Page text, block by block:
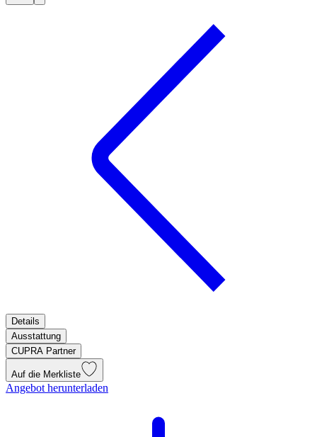
Details
Ausstattung
CUPRA Partner
Auf die Merkliste
Angebot herunterladen